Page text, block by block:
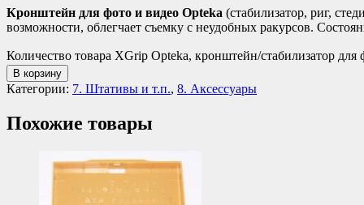
Кронштейн для фото и видео Opteka (стабилизатор, риг,
возможности, облегчает съемку с неудобных ракурсов.
Количество товара XGrip Opteka, кронштейн/стабилизатор для
В корзину
Категории: 7. Штативы и т.п., 8. Аксессуары
Похожие товары